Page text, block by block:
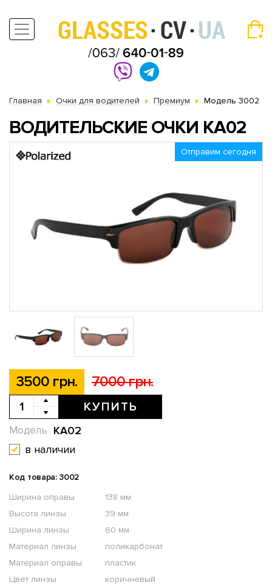
Главная Очки для водителей Премиум Модель 3002
ВОДИТЕЛЬСКИЕ ОЧКИ KA02
Отправим сегодня
3500 грн. 7000 грн.
КУПИТЬ
KA02
Модель
в наличии
Код товара: 3002
Ширина оправы
138 мм
Высота линзы
39 мм
Ширина линзы
60 мм
Материал линзы
поликарбонат
Материал оправы
пластик
Цвет линзы
коричневый